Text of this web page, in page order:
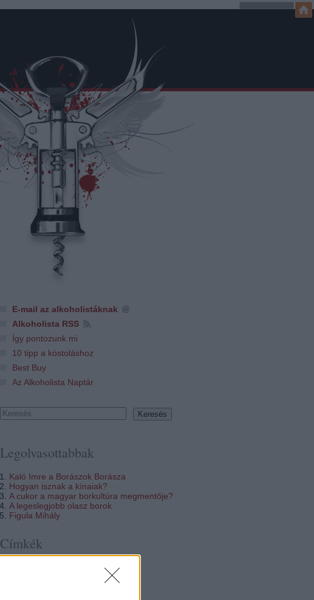
E-mail az alkoholistáknak
Alkoholista RSS
Így pontozunk mi
10 tipp a kóstoláshoz
Best Buy
Az Alkoholista Naptár
Legolvasottabbak
Kaló Imre a Borászok Borásza
Hogyan isznak a kínaiak?
A cukor a magyar borkultúra megmentője?
A legeslegjobb olasz borok
Figula Mihály
Címkék